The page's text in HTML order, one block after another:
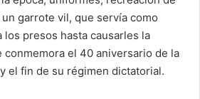
garrote vil, que servía como
presos hasta causarles la
conmemora el 40 aniversario de la
el fin de su régimen dictatorial.